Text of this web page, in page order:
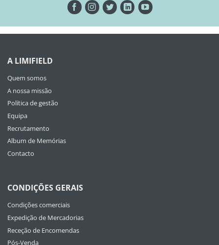
A LIMIFIELD
Quem somos
A nossa missão
Política de gestão
Equipa
Recrutamento
Album de Memórias
Contacto
CONDIÇÕES GERAIS
Condições comerciais
Expedição de Mercadorias
Receção de Encomendas
Pós-Venda